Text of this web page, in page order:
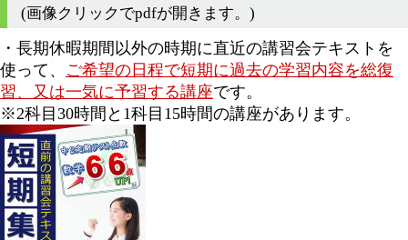
(画像クリックでpdfが開きます。)
・長期休暇期間以外の時期に直近の講習会テキストを
使って、 ご希望の日程で短期に過去の学習内容を総復
習、又は一気に予習する講座です。
※2科目30時間と1科目15時間の講座があります。